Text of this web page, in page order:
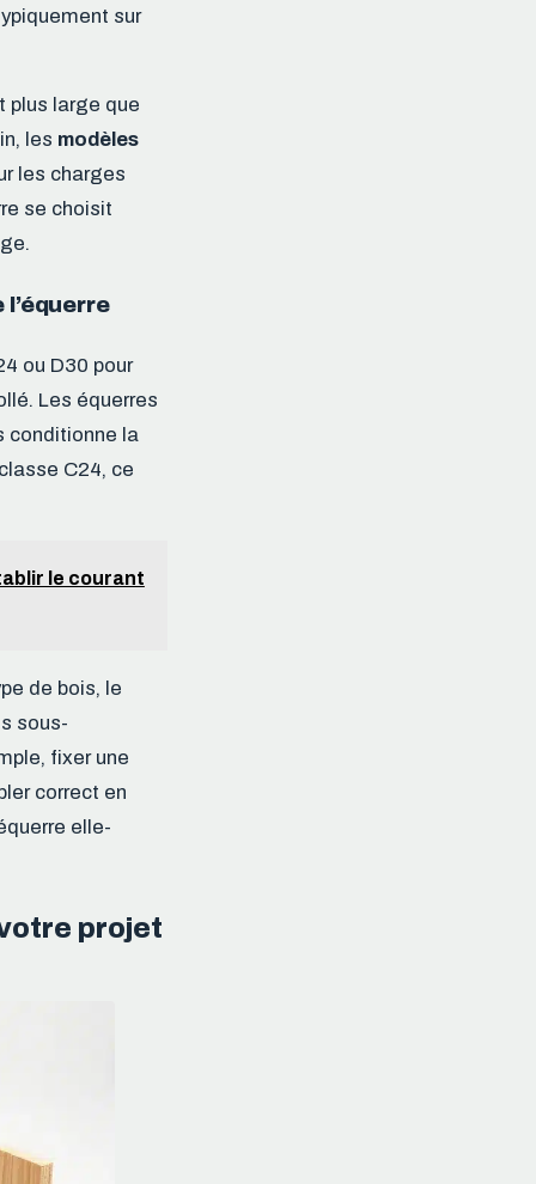
sur
plus large que
les modèles
les charges
se choisit
ou D30 pour
Les équerres
conditionne la
C24, ce
le courant
de bois, le
sous-
fixer une
correct en
elle-
projet